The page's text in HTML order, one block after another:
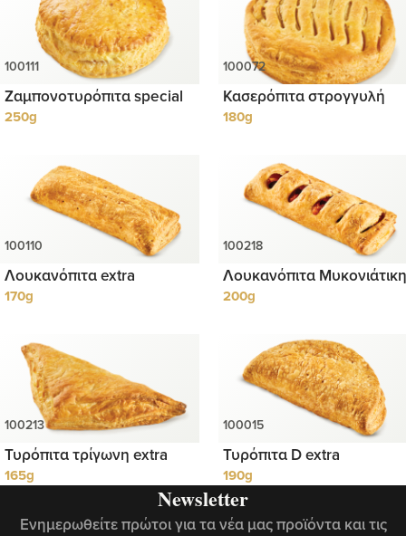
Ζαμπονοτυρόπιτα special
250g
Κασερόπιτα στρογγυλή
180g
Λουκανόπιτα extra
170g
Λουκανόπιτα Μυκονιάτικη
200g
Τυρόπιτα τρίγωνη extra
165g
Τυρόπιτα D extra
190g
Newsletter
Ενημερωθείτε πρώτοι για τα νέα μας προϊόντα και τις